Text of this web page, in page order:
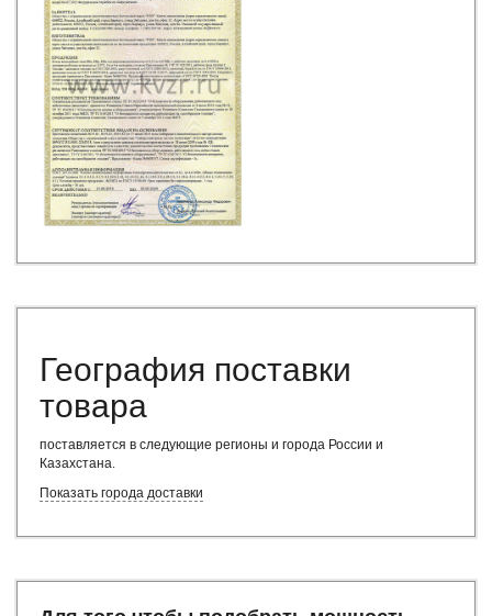
География поставки
товара
поставляется в следующие регионы и города России и
Казахстана.
Показать города доставки